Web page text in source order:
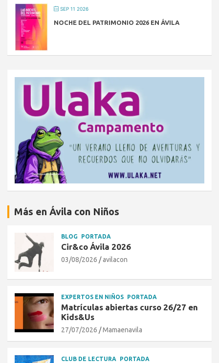
SEP 11 2026
NOCHE DEL PATRIMONIO 2026 EN ÁVILA
Más en Ávila con Niños
BLOG PORTADA
Cir&co Ávila 2026
03/08/2026 avilacon
EXPERTOS EN NIÑOS PORTADA
Matrículas abiertas curso 26/27 en
Kids&Us
27/07/2026 Mamaenavila
CLUB DE LECTURA PORTADA